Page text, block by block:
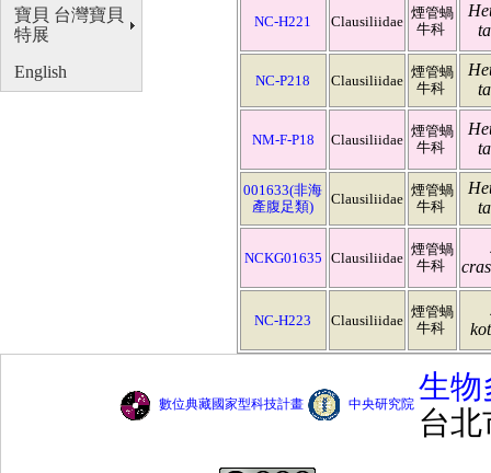
NC-H221 Clausiliidae
煙管蝸
牛科
NC-P218 Clausiliidae
煙管蝸
牛科
NM-F-P18 Clausiliidae
煙管蝸
牛科
001633(非海
產腹足類)
Clausiliidae
煙管蝸
牛科
NCKG01635 Clausiliidae
煙管蝸
牛科
NC-H223 Clausiliidae
煙管蝸
牛科
寶貝 台灣寶貝
特展
English
數位典藏國家型科技計畫 中央研究院 生物
台北